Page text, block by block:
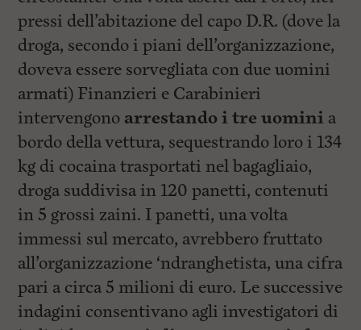
pressi dell’abitazione del capo D.R. (dove la
droga, secondo i piani dell’organizzazione,
doveva essere sorvegliata con due uomini
armati) Finanzieri e Carabinieri
intervengono arrestando i tre uomini a
bordo della vettura, sequestrando loro i 134
kg di cocaina trasportati nel bagagliaio,
droga suddivisa in 120 panetti, contenuti
in 5 grossi zaini. I panetti, una volta
immessi sul mercato, avrebbero fruttato
all’organizzazione ‘ndranghetista, una cifra
pari a circa 5 milioni di euro. Le successive
indagini consentivano agli investigatori di